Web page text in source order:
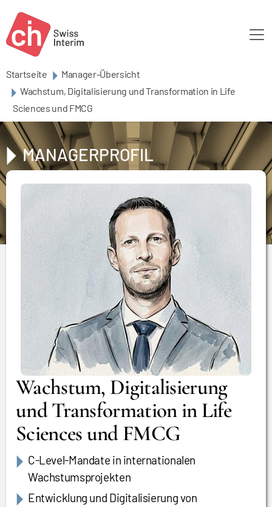
Startseite
Manager-Übersicht
Wachstum, Digitalisierung und Transformation in Life
Sciences und FMCG
MANAGERPROFIL
Wachstum, Digitalisierung
und Transformation in Life
Sciences und FMCG
C-Level-Mandate in internationalen
Wachstumsprojekten
Entwicklung und Digitalisierung von